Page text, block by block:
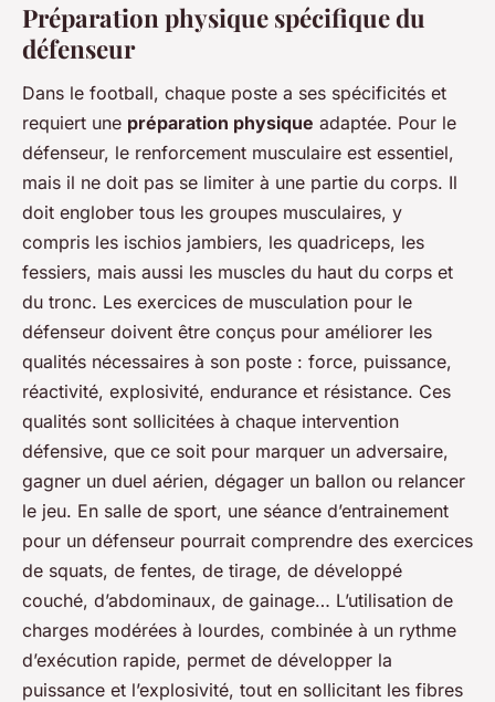
Préparation physique spécifique du
défenseur
Dans le football, chaque poste a ses spécificités et
requiert une préparation physique adaptée. Pour le
défenseur, le renforcement musculaire est essentiel,
mais il ne doit pas se limiter à une partie du corps. Il
doit englober tous les groupes musculaires, y
compris les ischios jambiers, les quadriceps, les
fessiers, mais aussi les muscles du haut du corps et
du tronc. Les exercices de musculation pour le
défenseur doivent être conçus pour améliorer les
qualités nécessaires à son poste : force, puissance,
réactivité, explosivité, endurance et résistance. Ces
qualités sont sollicitées à chaque intervention
défensive, que ce soit pour marquer un adversaire,
gagner un duel aérien, dégager un ballon ou relancer
le jeu. En salle de sport, une séance d’entrainement
pour un défenseur pourrait comprendre des exercices
de squats, de fentes, de tirage, de développé
couché, d’abdominaux, de gainage… L’utilisation de
charges modérées à lourdes, combinée à un rythme
d’exécution rapide, permet de développer la
puissance et l’explosivité, tout en sollicitant les fibres